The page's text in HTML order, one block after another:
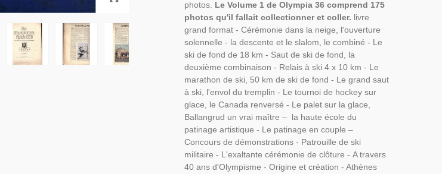
photos. Le Volume 1 de Olympia 36 comprend 175
photos qu'il fallait collectionner et coller. livre
grand format - Cérémonie dans la neige, l'ouverture
solennelle - la descente et le slalom, le combiné - Le
ski de fond de 18 km - Saut de ski de fond, la
deuxième combinaison - Relais à ski 4 x 10 km - Le
marathon de ski, 50 km de ski de fond - Le grand saut
à ski, l'envol du tremplin - Le tournoi de hockey sur
glace, le Canada renversé - Le palet sur la glace,
Ballangrud un vrai maître – la haute école du
patinage artistique - Le patinage en couple –
Concours de démonstrations - Patrouille de ski
militaire - L'exaltante cérémonie de clôture - A travers
40 ans d'Olympisme - Origine et création - Athènes